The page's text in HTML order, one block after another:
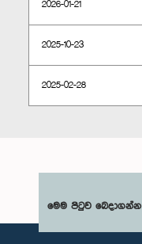
2026-01-21
2025-10-23
2025-02-28
මෙම පිටුව බෙදාගන්න